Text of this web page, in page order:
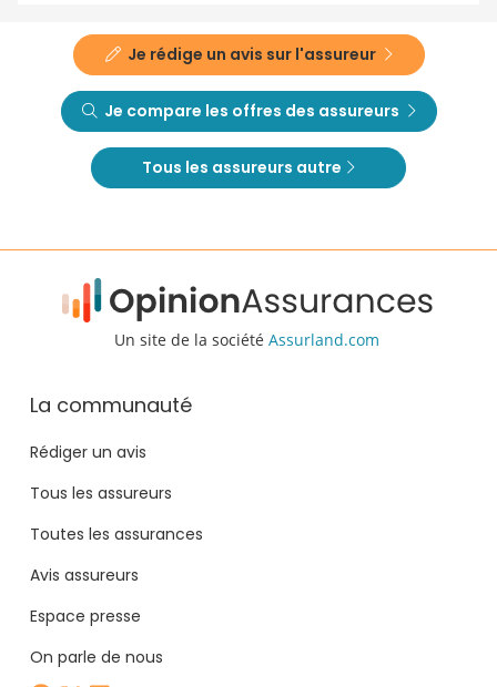
Je rédige un avis sur l'assureur
Je compare les offres des assureurs
Tous les assureurs autre
Un site de la société Assurland.com
La communauté
Rédiger un avis
Tous les assureurs
Toutes les assurances
Avis assureurs
Espace presse
On parle de nous